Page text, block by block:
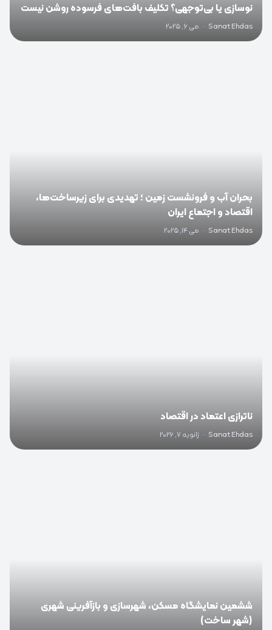
نوسازی یا بی‌توجهی؟ تکلیف بافت‌های فرسوده روشن نیست
Sanat Ehdas
· می 6, 2025
بحران آب و فرونشست زمین ؛ تهدیدی برای زیرساخت‌ها،
اقتصاد و اجتماع ایران
Sanat Ehdas
· می 14, 2025
ناترازی اعتماد در اقتصاد
Sanat Ehdas
· ژانویه 7, 2026
ششمین نمایشگاه مسکن، شهرسازی و بازآفرینی شهری
(شهر ساخت)